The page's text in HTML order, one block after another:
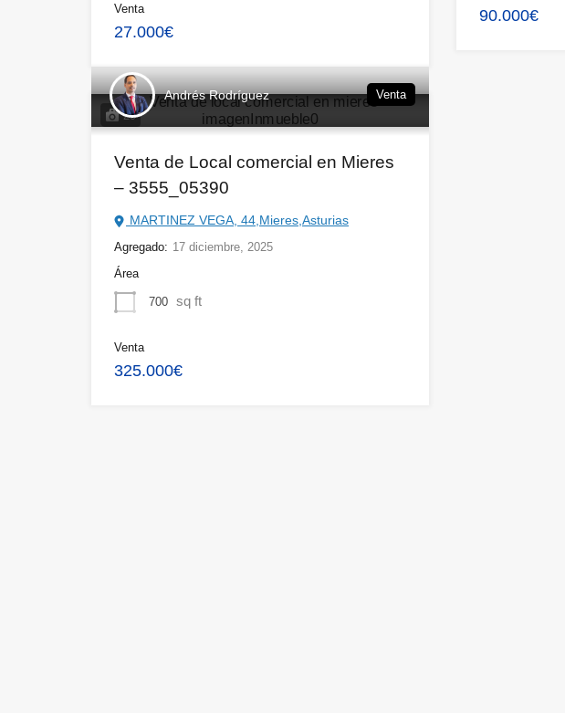
Venta
27.000€
90.000€
29
Andrés Rodríguez Venta
Venta de Local comercial en Mieres
– 3555_05390
MARTINEZ VEGA, 44,Mieres,Asturias
Agregado: 17 diciembre, 2025
Área
700 sq ft
Venta
325.000€